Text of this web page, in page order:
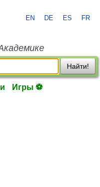
EN DE ES FR
Найти!
Игры ⚽